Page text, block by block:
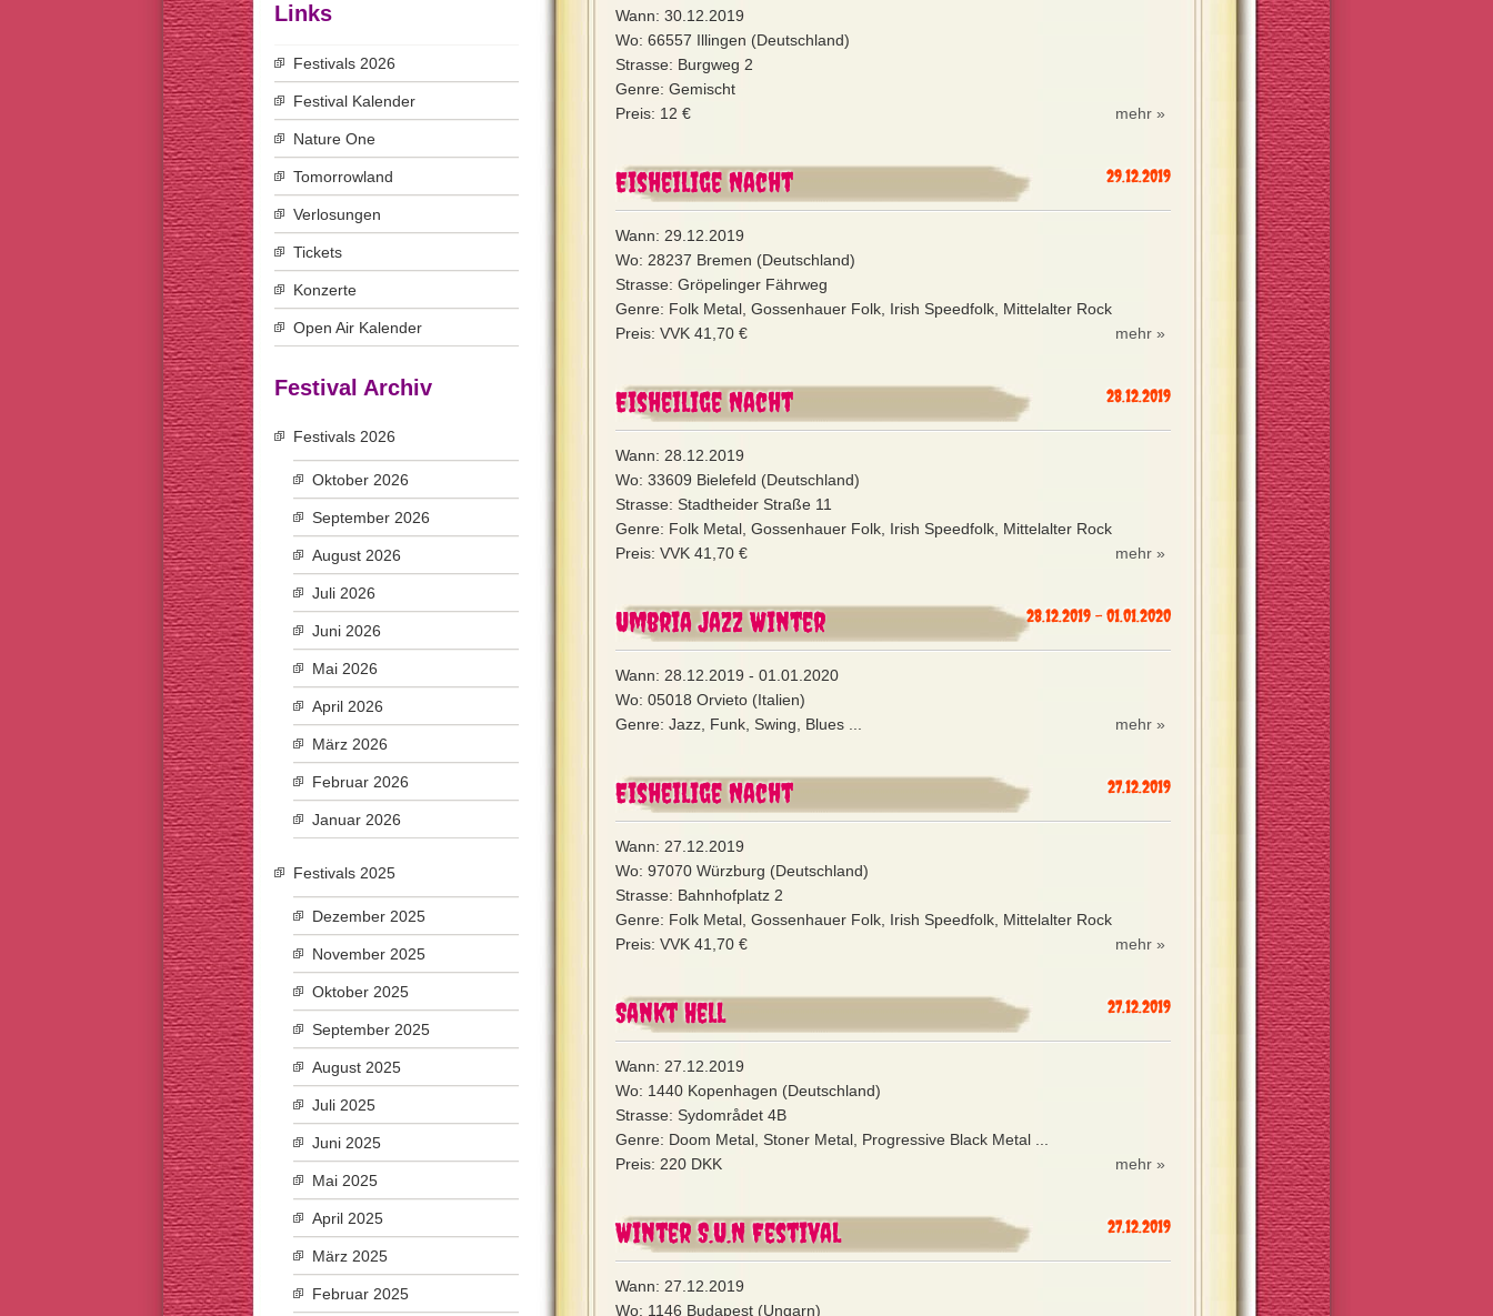
Wann: 30.12.2019
Wo: 66557 Illingen (Deutschland)
Strasse: Burgweg 2
Genre: Gemischt
Preis: 12 €
mehr »
Eisheilige Nacht 29.12.2019
Wann: 29.12.2019
Wo: 28237 Bremen (Deutschland)
Strasse: Gröpelinger Fährweg
Genre: Folk Metal, Gossenhauer Folk, Irish Speedfolk, Mittelalter Rock
Preis: VVK 41,70 €
mehr »
Eisheilige Nacht 28.12.2019
Wann: 28.12.2019
Wo: 33609 Bielefeld (Deutschland)
Strasse: Stadtheider Straße 11
Genre: Folk Metal, Gossenhauer Folk, Irish Speedfolk, Mittelalter Rock
Preis: VVK 41,70 €
mehr »
Umbria Jazz Winter 28.12.2019 - 01.01.2020
Wann: 28.12.2019 - 01.01.2020
Wo: 05018 Orvieto (Italien)
Genre: Jazz, Funk, Swing, Blues ...
mehr »
Eisheilige Nacht 27.12.2019
Wann: 27.12.2019
Wo: 97070 Würzburg (Deutschland)
Strasse: Bahnhofplatz 2
Genre: Folk Metal, Gossenhauer Folk, Irish Speedfolk, Mittelalter Rock
Preis: VVK 41,70 €
mehr »
Sankt Hell 27.12.2019
Wann: 27.12.2019
Wo: 1440 Kopenhagen (Deutschland)
Strasse: Sydområdet 4B
Genre: Doom Metal, Stoner Metal, Progressive Black Metal ...
Preis: 220 DKK
mehr »
Winter S.U.N Festival 27.12.2019
Wann: 27.12.2019
Wo: 1146 Budapest (Ungarn)
Links
Festivals 2026
Festival Kalender
Nature One
Tomorrowland
Verlosungen
Tickets
Konzerte
Open Air Kalender
Festival Archiv
Festivals 2026
Oktober 2026
September 2026
August 2026
Juli 2026
Juni 2026
Mai 2026
April 2026
März 2026
Februar 2026
Januar 2026
Festivals 2025
Dezember 2025
November 2025
Oktober 2025
September 2025
August 2025
Juli 2025
Juni 2025
Mai 2025
April 2025
März 2025
Februar 2025